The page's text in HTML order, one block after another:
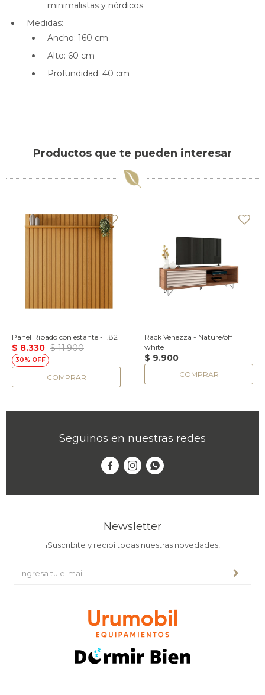
minimalistas y nórdicos
Medidas:
Ancho: 160 cm
Alto: 60 cm
Profundidad: 40 cm
Productos que te pueden interesar
Panel Ripado con estante - 1.82
$ 8.330 $ 11.900
30
Rack Venezza - Nature/off
white
$ 9.900
Seguinos en nuestras redes
  
Newsletter
¡Suscribite y recibí todas nuestras novedades!